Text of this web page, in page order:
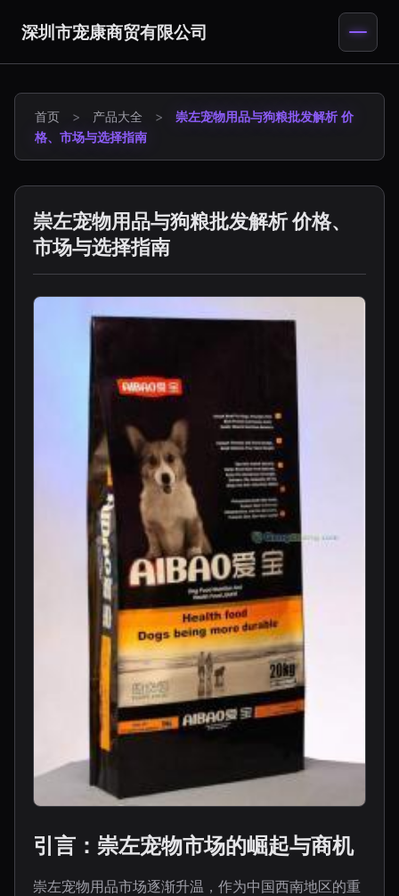
深圳市宠康商贸有限公司
首页 > 产品大全 >
崇左宠物用品与狗粮批发解析 价
格、市场与选择指南
崇左宠物用品与狗粮批发解析 价格、
市场与选择指南
引言：崇左宠物市场的崛起与商机
崇左宠物用品市场逐渐升温，作为中国西南地区的重